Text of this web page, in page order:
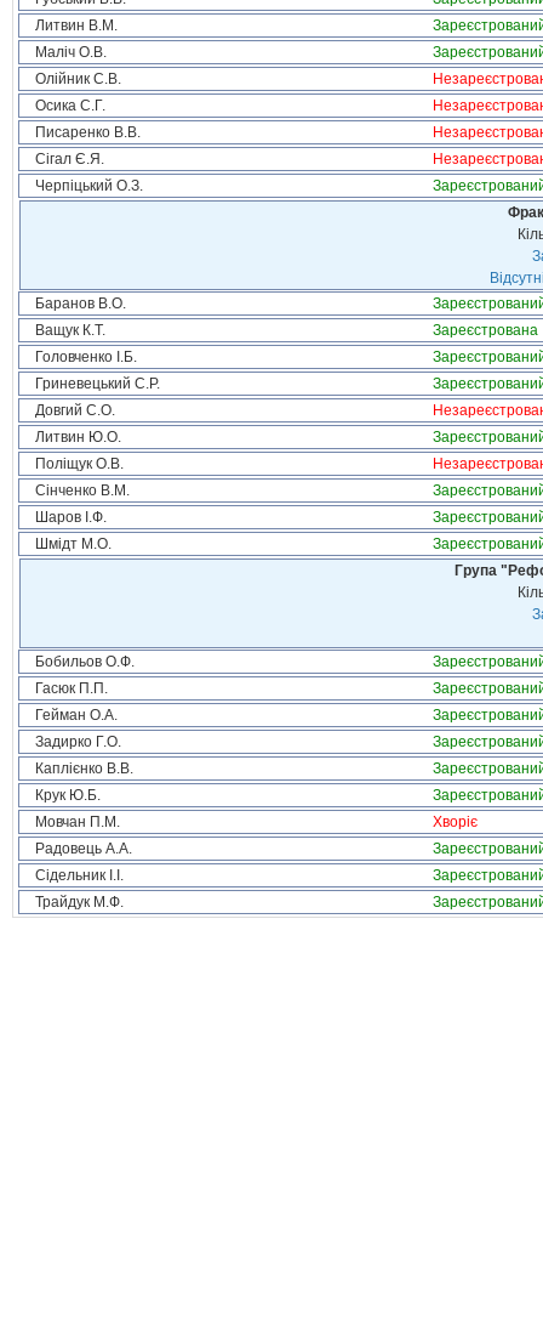
Литвин В.М.
Маліч О.В.
Олійник С.В.
Осика С.Г.
Писаренко В.В.
Сігал Є.Я.
Черпіцький О.З.
Баранов В.О.
Ващук К.Т.
Зареєстрована
Головченко І.Б.
Гриневецький С.Р.
Довгий С.О.
Литвин Ю.О.
Поліщук О.В.
Сінченко В.М.
Шаров І.Ф.
Шмідт М.О.
Група
Бобильов О.Ф.
Гасюк П.П.
Гейман О.А.
Задирко Г.О.
Каплієнко В.В.
Крук Ю.Б.
Мовчан П.М.
Хворіє
Радовець А.А.
Сідельник І.І.
Трайдук М.Ф.